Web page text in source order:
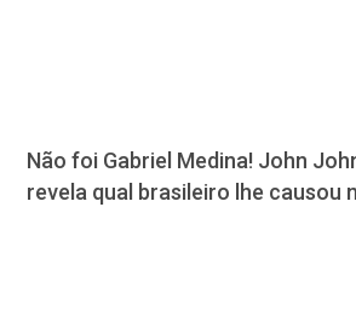
Não foi Gabriel Medina! John
revela qual brasileiro lhe causou